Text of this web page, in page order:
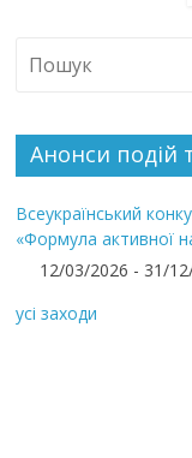
Анонси подій
Всеукраїнський
«Формула активної
12/03/2026 - 31/
усі заходи